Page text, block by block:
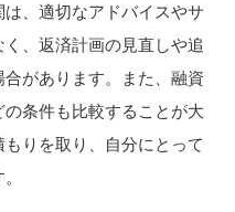
、適切なアドバイスやサ
、返済計画の見直しや追
があります。また、融資
条件も比較することが大
りを取り、自分にとって